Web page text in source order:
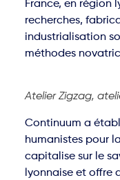
France, en région
recherches,
industrialisation
méthodes
Atelier Zigzag,
Continuum a
humanistes pour
capitalise sur le
lyonnaise et offre